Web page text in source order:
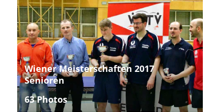
Wiener Meisterschaften 2017
Senioren
63 Photos